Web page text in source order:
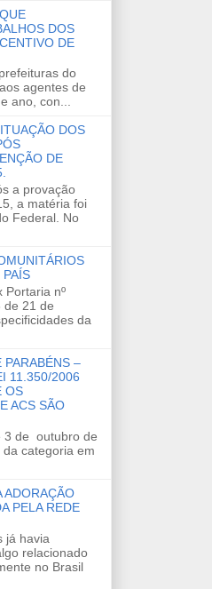
DOS
DE
do
agentes de
ano, con...
DOS
DE
a provação
a matéria foi
Federal. No
Portaria nº
de 21 de
da
PARABÉNS –
11.350/2006
OS
ACS SÃO
3 de outubro de
categoria em
ADORAÇÃO
PELA REDE
já havia
relacionado
no Brasil